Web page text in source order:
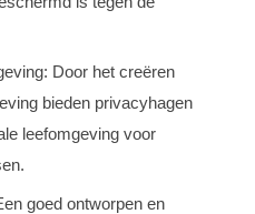
Door het creëren
bieden privacyhagen
leefomgeving voor
goed ontworpen en